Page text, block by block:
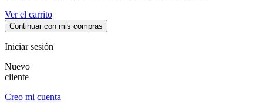
Ver el carrito
Continuar con mis compras
Iniciar sesión
Nuevo
cliente
Creo mi cuenta